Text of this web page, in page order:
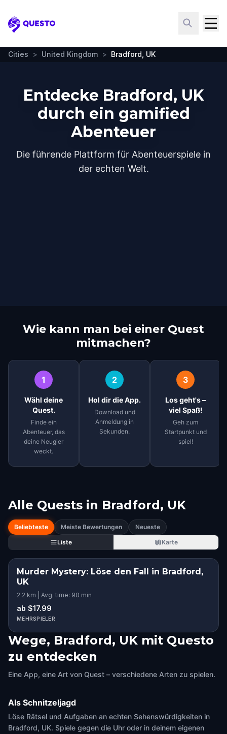
Questo
Cities > United Kingdom > Bradford, UK
Entdecke Bradford, UK
durch ein gamified
Abenteuer
Die führende Plattform für Abenteuerspiele in
der echten Welt.
Wie kann man bei einer Quest
mitmachen?
1
Wähl deine
Quest.
Finde ein
Abenteuer, das
deine Neugier
weckt.
2
Hol dir die App.
Download und
Anmeldung in
Sekunden.
3
Los geht's –
viel Spaß!
Geh zum
Startpunkt und
spiel!
Alle Quests in Bradford, UK
Beliebteste Meiste Bewertungen
Neueste
Liste
Karte
Murder Mystery: Löse den Fall in Bradford,
UK
2.2 km | Avg. time: 90 min
ab $17.99
MEHRSPIELER
Wege, Bradford, UK mit Questo
zu entdecken
Eine App, eine Art von Quest – verschiedene Arten zu spielen.
Als Schnitzeljagd
Löse Rätsel und Aufgaben an echten Sehenswürdigkeiten in
Bradford, UK. Spiele gegen die Uhr oder in deinem eigenen